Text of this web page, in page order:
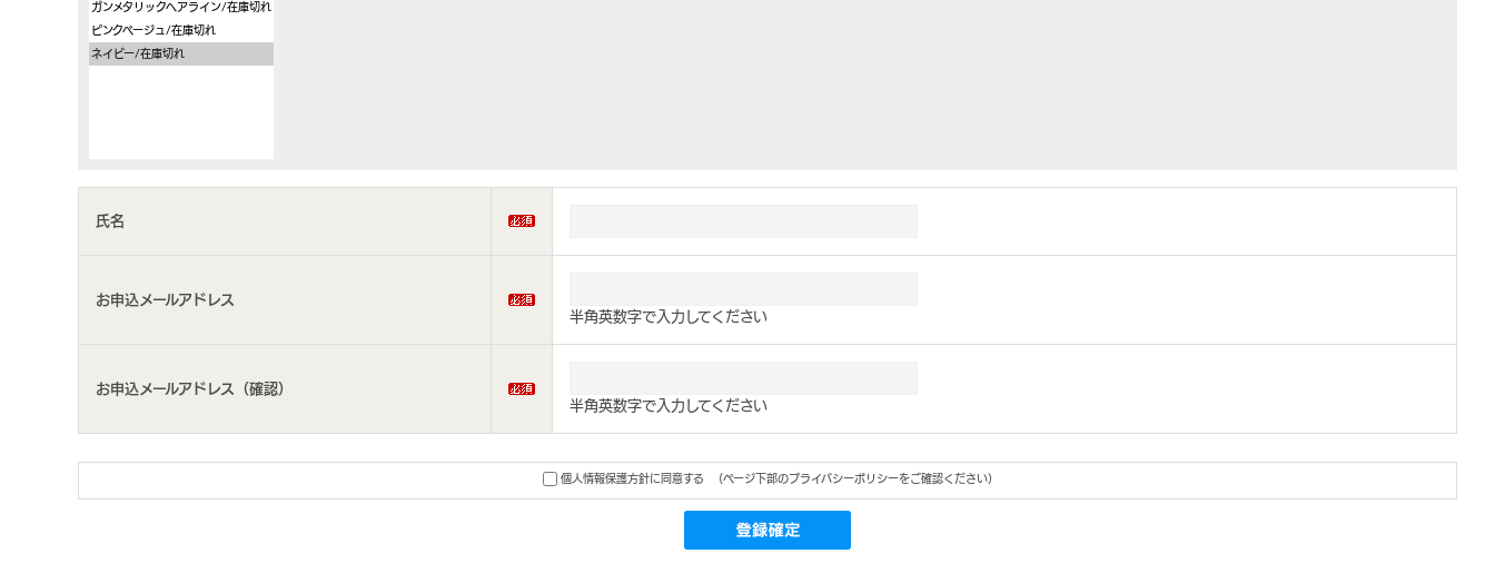
氏名
お申込メールアドレス
半角英数字で入力してください
お申込メールアドレス（確認）
半角英数字で入力してください
個人情報保護方針に同意する (ページ下部のプライバシーポリシーをご確認ください)